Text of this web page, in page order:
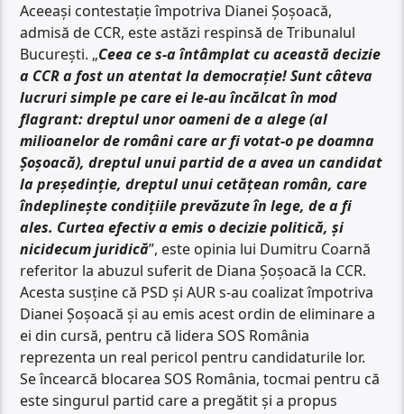
Aceeași contestație împotriva Dianei Șoșoacă,
admisă de CCR, este astăzi respinsă de Tribunalul
București. „Ceea ce s-a întâmplat cu această decizie
a CCR a fost un atentat la democrație! Sunt câteva
lucruri simple pe care ei le-au încălcat în mod
flagrant: dreptul unor oameni de a alege (al
milioanelor de români care ar fi votat-o pe doamna
Șoșoacă), dreptul unui partid de a avea un candidat
la președinție, dreptul unui cetățean român, care
îndeplinește condițiile prevăzute în lege, de a fi
ales. Curtea efectiv a emis o decizie politică, și
nicidecum juridică”, este opinia lui Dumitru Coarnă
referitor la abuzul suferit de Diana Șoșoacă la CCR.
Acesta susține că PSD și AUR s-au coalizat împotriva
Dianei Șoșoacă și au emis acest ordin de eliminare a
ei din cursă, pentru că lidera SOS România
reprezenta un real pericol pentru candidaturile lor.
Se încearcă blocarea SOS România, tocmai pentru că
este singurul partid care a pregătit și a propus